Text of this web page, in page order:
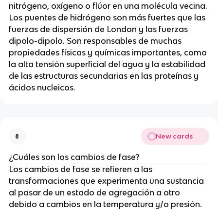
nitrógeno, oxígeno o flúor en una molécula vecina.
Los puentes de hidrógeno son más fuertes que las
fuerzas de dispersión de London y las fuerzas
dipolo-dipolo. Son responsables de muchas
propiedades físicas y químicas importantes, como
la alta tensión superficial del agua y la estabilidad
de las estructuras secundarias en las proteínas y
ácidos nucleicos.
8 New cards
¿Cuáles son los cambios de fase?
Los cambios de fase se refieren a las
transformaciones que experimenta una sustancia
al pasar de un estado de agregación a otro
debido a cambios en la temperatura y/o presión.